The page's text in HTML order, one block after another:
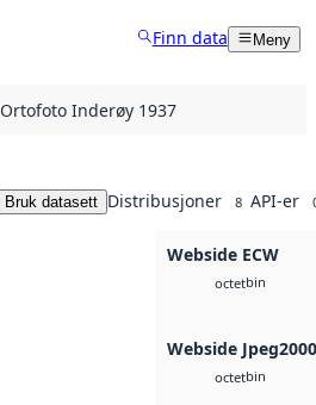
Finn data Meny
Ortofoto Inderøy 1937
Bruk datasett Distribusjoner 8 API-er
Webside ECW
octetbin
Webside Jpeg2000
octetbin